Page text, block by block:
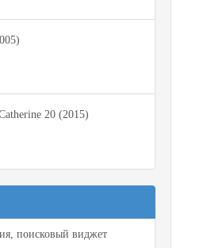
20 (2015)
поисковый виджет